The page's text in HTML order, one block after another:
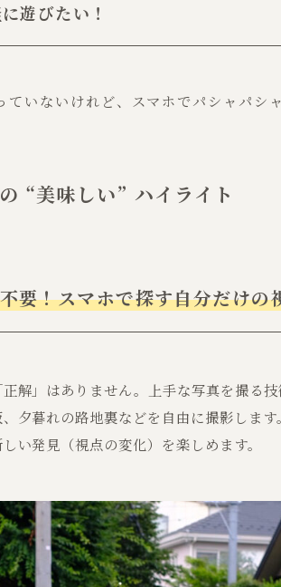
遊びたい！
ていないけれど、スマホでパシャパシ
“美味しい” ハイライト
要！スマホで探す自分だけの
解」はありません。上手な写真を撮る
夕暮れの路地裏などを自由に撮影しま
い発見（視点の変化）を楽しめます。